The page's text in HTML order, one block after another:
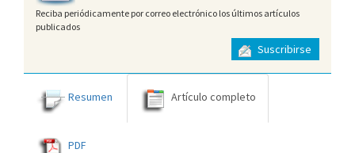
Reciba periódicamente por correo electrónico los últimos artículos
publicados
Suscribirse
Resumen Artículo completo
PDF